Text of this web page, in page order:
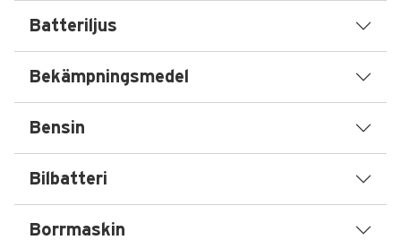
Batteriljus
Bekämpningsmedel
Bensin
Bilbatteri
Borrmaskin